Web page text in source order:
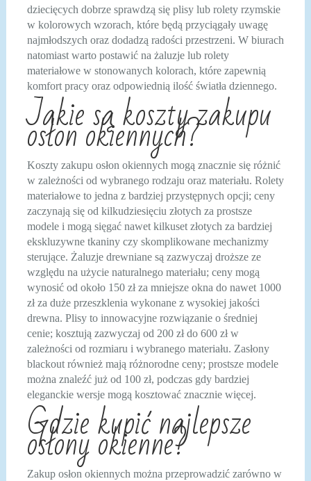
dziecięcych dobrze sprawdzą się plisy lub rolety rzymskie
w kolorowych wzorach, które będą przyciągały uwagę
najmłodszych oraz dodadzą radości przestrzeni. W biurach
natomiast warto postawić na żaluzje lub rolety
materiałowe w stonowanych kolorach, które zapewnią
komfort pracy oraz odpowiednią ilość światła dziennego.
Jakie są koszty zakupu
osłon okiennych?
Koszty zakupu osłon okiennych mogą znacznie się różnić
w zależności od wybranego rodzaju oraz materiału. Rolety
materiałowe to jedna z bardziej przystępnych opcji; ceny
zaczynają się od kilkudziesięciu złotych za prostsze
modele i mogą sięgać nawet kilkuset złotych za bardziej
ekskluzywne tkaniny czy skomplikowane mechanizmy
sterujące. Żaluzje drewniane są zazwyczaj droższe ze
względu na użycie naturalnego materiału; ceny mogą
wynosić od około 150 zł za mniejsze okna do nawet 1000
zł za duże przeszklenia wykonane z wysokiej jakości
drewna. Plisy to innowacyjne rozwiązanie o średniej
cenie; kosztują zazwyczaj od 200 zł do 600 zł w
zależności od rozmiaru i wybranego materiału. Zasłony
blackout również mają różnorodne ceny; prostsze modele
można znaleźć już od 100 zł, podczas gdy bardziej
eleganckie wersje mogą kosztować znacznie więcej.
Gdzie kupić najlepsze
osłony okienne?
Zakup osłon okiennych można przeprowadzić zarówno w